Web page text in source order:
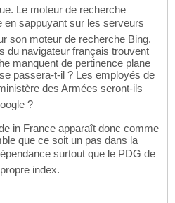
Le moteur de recherche
sappuyant sur les serveurs
son moteur de recherche Bing.
du navigateur français trouvent
manquent de pertinence plane
passera-t-il ? Les employés de
des Armées seront-ils
?
in France apparaît donc comme
que ce soit un pas dans la
surtout que le PDG de
index.